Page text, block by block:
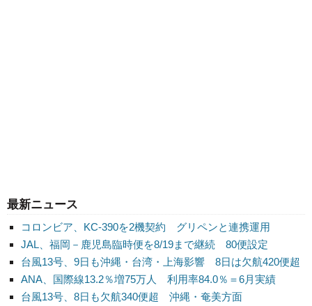
最新ニュース
コロンビア、KC-390を2機契約 グリペンと連携運用
JAL、福岡－鹿児島臨時便を8/19まで継続 80便設定
台風13号、9日も沖縄・台湾・上海影響 8日は欠航420便超
ANA、国際線13.2％増75万人 利用率84.0％＝6月実績
台風13号、8日も欠航340便超 沖縄・奄美方面